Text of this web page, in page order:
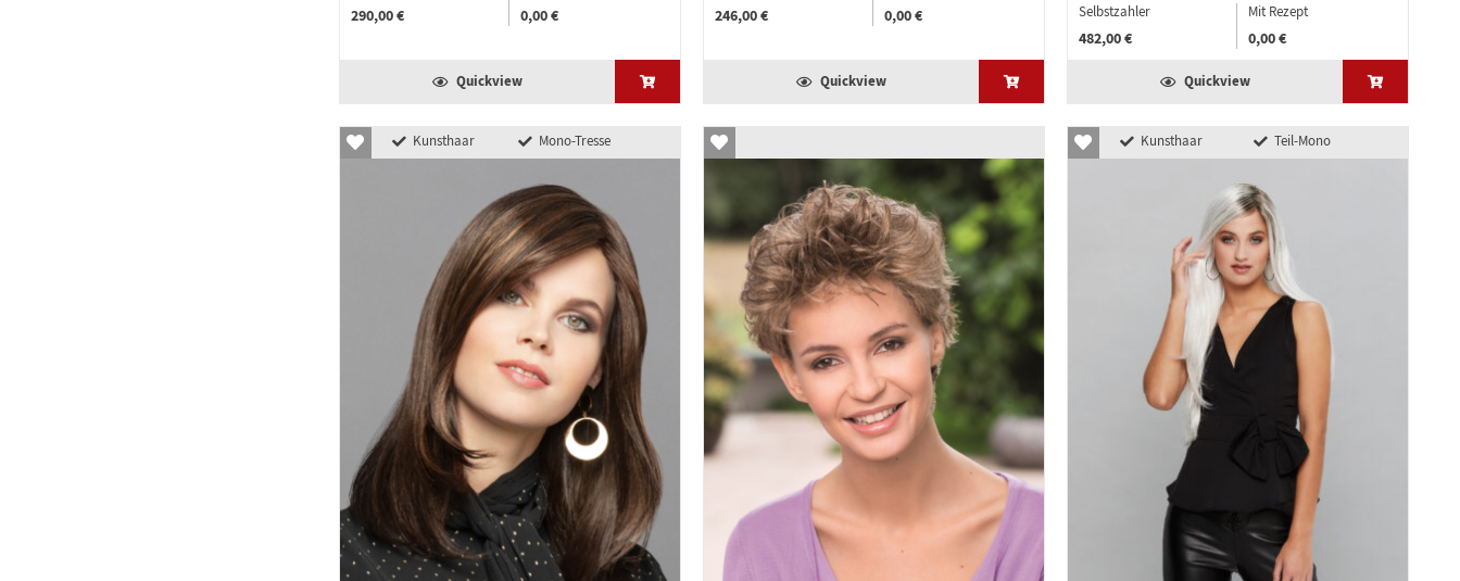
290,00 € 0,00 €
Quickview
246,00 € 0,00 €
Quickview
Selbstzahler
482,00 €
Mit Rezept
0,00 €
Quickview
Kunsthaar Mono-Tresse Kunsthaar Teil-Mono